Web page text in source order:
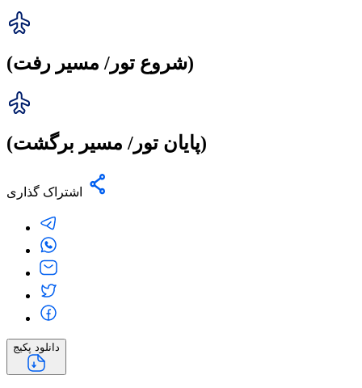
(شروع تور/ مسیر رفت)
(پایان تور/ مسیر برگشت)
دانلود پکیج